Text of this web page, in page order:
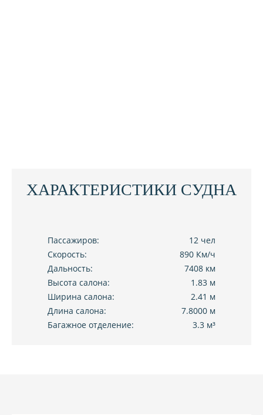
ХАРАКТЕРИСТИКИ СУДНА
Пассажиров:
12 чел
Скорость:
890 Км/ч
Дальность:
7408 км
Высота салона:
1.83 м
Ширина салона:
2.41 м
Длина салона:
7.8000 м
Багажное отделение:
3.3 м³